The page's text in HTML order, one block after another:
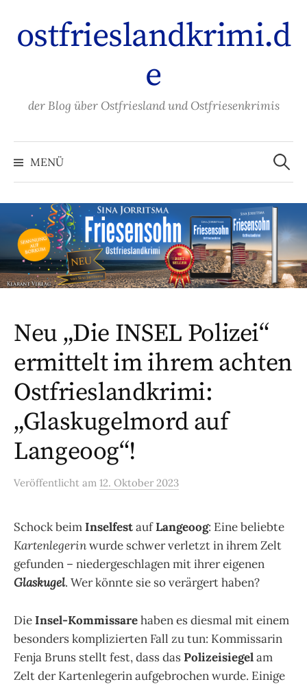
Inhalt
überspringen
ostfrieslandkrimi.d
e
der Blog über Ostfriesland und Ostfriesenkrimis
MENÜ
Suchen
nach:
Neu „Die INSEL Polizei“
ermittelt im ihrem achten
Ostfrieslandkrimi:
„Glaskugelmord auf
Langeoog“!
Veröffentlicht am 12. Oktober 2023
Schock beimInselfestaufLangeoog: Eine beliebte
Kartenlegerinwurde schwer verletzt in ihrem Zelt
gefunden – niedergeschlagen mit ihrer eigenen
Glaskugel. Wer könnte sie so verärgert haben?
DieInsel-Kommissarehaben es diesmal mit einem
besonders komplizierten Fall zu tun: Kommissarin
Fenja Bruns stellt fest, dass dasPolizeisiegelam
Zelt der Kartenlegerin aufgebrochen wurde. Einige